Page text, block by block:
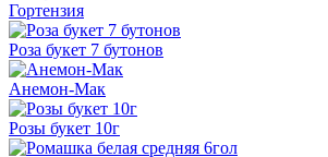
Гортензия
Роза букет 7 бутонов
Анемон-Мак
Розы букет 10г